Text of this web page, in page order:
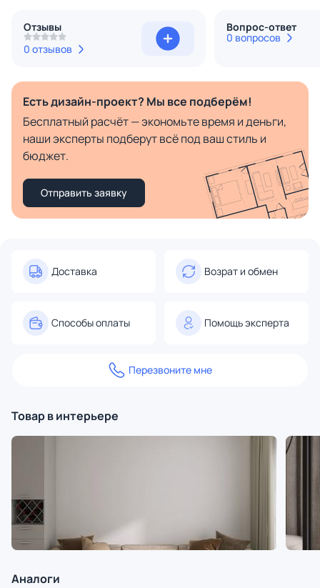
Отзывы
0 отзывов
Вопрос-ответ
0 вопросов
Есть дизайн-проект? Мы все подберём!
Бесплатный расчёт — экономьте время и деньги,
наши эксперты подберут всё под ваш стиль и
бюджет.
Отправить заявку
Доставка Возрат и обмен
Способы оплаты Помощь эксперта
Перезвоните мне
Товар в интерьере
Аналоги